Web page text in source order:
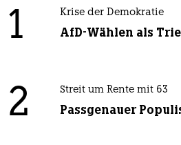
1 Krise der Demokratie
AfD-Wählen als
2 Streit um Rente mit 63
Passgenauer